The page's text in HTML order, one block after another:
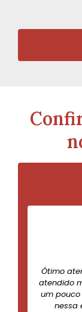
Ótimo
atendido
um
nessa